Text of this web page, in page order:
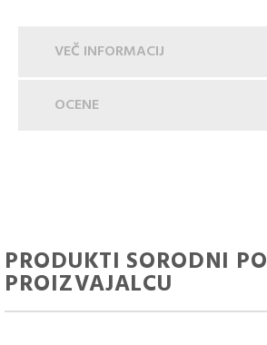
VEČ INFORMACIJ
OCENE
PRODUKTI SORODNI PO
PROIZVAJALCU